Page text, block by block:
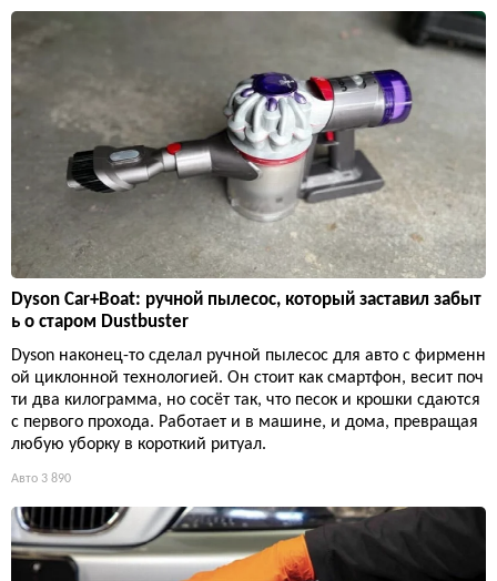
Dyson Car+Boat: ручной пылесос, который заставил забыт
ь о старом Dustbuster
Dyson наконец-то сделал ручной пылесос для авто с фирменн
ой циклонной технологией. Он стоит как смартфон, весит поч
ти два килограмма, но сосёт так, что песок и крошки сдаются
с первого прохода. Работает и в машине, и дома, превращая
любую уборку в короткий ритуал.
Авто 3 890